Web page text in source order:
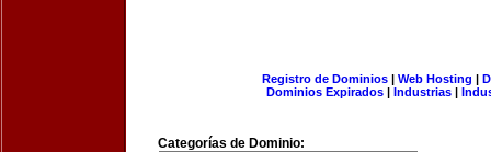
Registro de Dominios| Web Hosting |
Dominios Expirados | Industrias |
Categorías de Dominio: